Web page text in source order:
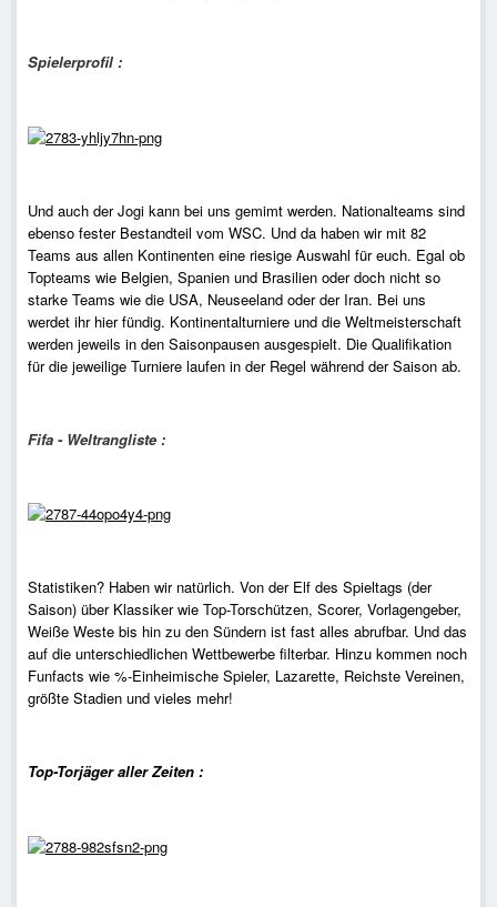
Spielerprofil :
Und auch der Jogi kann bei uns gemimt werden. Nationalteams sind
ebenso fester Bestandteil vom WSC. Und da haben wir mit 82
Teams aus allen Kontinenten eine riesige Auswahl für euch. Egal ob
Topteams wie Belgien, Spanien und Brasilien oder doch nicht so
starke Teams wie die USA, Neuseeland oder der Iran. Bei uns
werdet ihr hier fündig. Kontinentalturniere und die Weltmeisterschaft
werden jeweils in den Saisonpausen ausgespielt. Die Qualifikation
für die jeweilige Turniere laufen in der Regel während der Saison ab.
Fifa - Weltrangliste :
Statistiken? Haben wir natürlich. Von der Elf des Spieltags (der
Saison) über Klassiker wie Top-Torschützen, Scorer, Vorlagengeber,
Weiße Weste bis hin zu den Sündern ist fast alles abrufbar. Und das
auf die unterschiedlichen Wettbewerbe filterbar. Hinzu kommen noch
Funfacts wie %-Einheimische Spieler, Lazarette, Reichste Vereinen,
größte Stadien und vieles mehr!
Top-Torjäger aller Zeiten :